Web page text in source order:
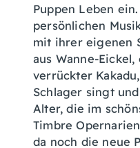
Puppen Leben
persönlichen
mit ihrer eigenen
aus Wanne-
verrückter
Schlager singt
Alter, die im
Timbre
da noch die neue